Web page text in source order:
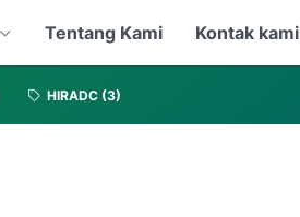
Tentang Kami Kontak kami
HIRADC (3)